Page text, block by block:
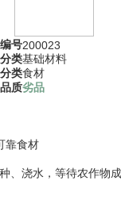
编号200023
类基础材料
类食材
品质劣品
靠食材
、浇水，等待农作物